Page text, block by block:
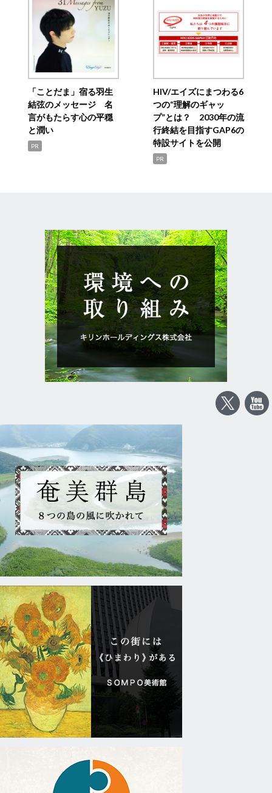
「ことだま」宿る羽生
結弦のメッセージ 名
言がもたらす心の平穏
と潤い
PR
HIV/エイズにまつわる6
つの“理解のギャッ
プ”とは？ 2030年の流
行終結を目指すGAP6の
特設サイトを公開
PR